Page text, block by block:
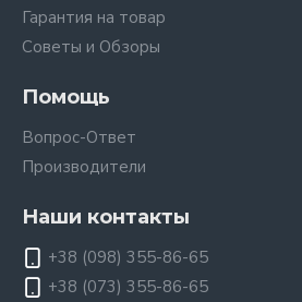
Гарантия на товар
Советы и Обзоры
Помощь
Вопрос-Ответ
Производители
Наши контакты
+38 (098) 355-86-65
+38 (073) 355-86-65